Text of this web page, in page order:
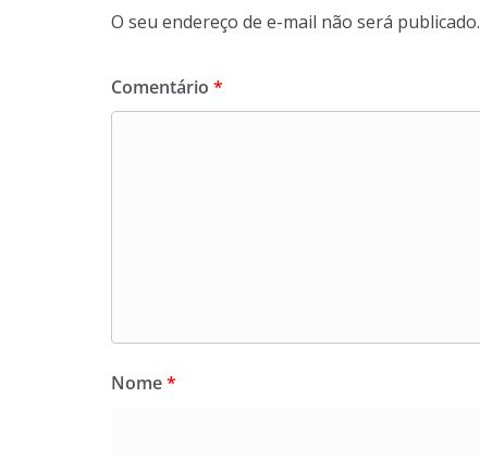
O seu endereço de e-mail não será publicado.
Comentário *
Nome*